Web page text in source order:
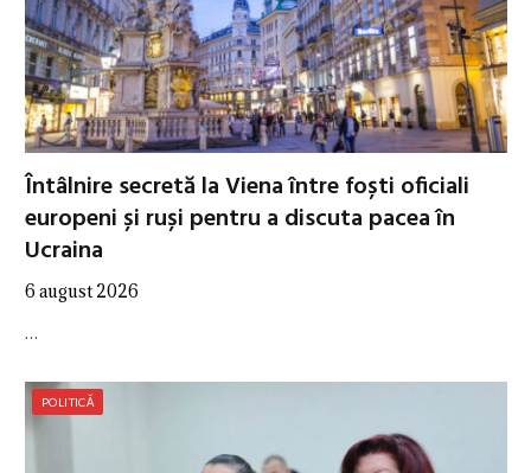
Întâlnire secretă la Viena între foști oficiali
europeni și ruși pentru a discuta pacea în
Ucraina
6 august 2026
…
POLITICĂ